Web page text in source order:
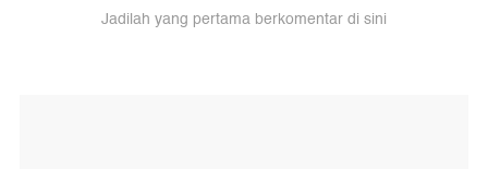
Jadilah yang pertama berkomentar di sini